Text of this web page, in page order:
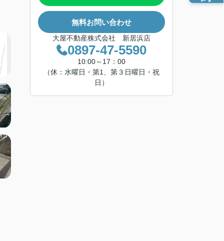
無料お問い合わせ
大屋不動産株式会社 新居浜店
0897-47-5590
10:00～17：00
（休：水曜日・第1、第３日曜日・祝
日）